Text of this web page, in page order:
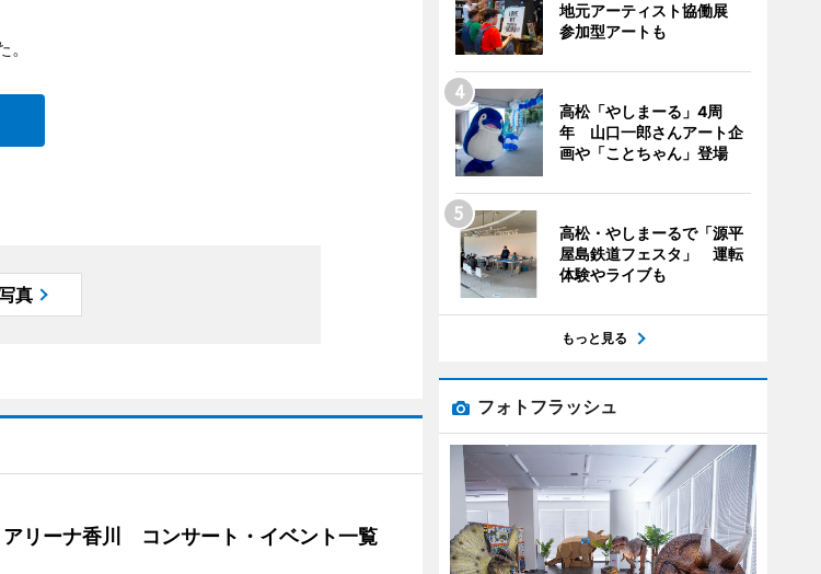
真
アリーナ香川 コンサート・イベント一覧
地元アーティスト協働展
参加型アートも
高松「やしまーる」4周
年 山口一郎さんアート企
画や「ことちゃん」登場
高松・やしまーるで「源平
屋島鉄道フェスタ」 運転
体験やライブも
もっと見る
フォトフラッシュ